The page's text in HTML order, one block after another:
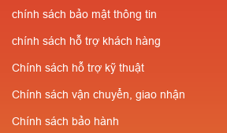
chính sách bảo mật thông tin
chính sách hỗ trợ khách hàng
Chính sách hỗ trợ kỹ thuật
Chính sách vận chuyển, giao nhận
Chính sách bảo hành